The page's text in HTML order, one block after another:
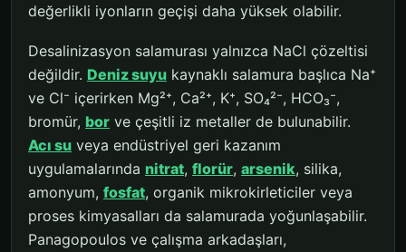
değerlikli iyonların geçişi daha yüksek olabilir.
Desalinizasyon salamurası yalnızca NaCl çözeltisi
değildir. Deniz suyu kaynaklı salamura başlıca Na⁺
ve Cl⁻ içerirken Mg²⁺, Ca²⁺, K⁺, SO₄²⁻, HCO₃⁻,
bromür, bor ve çeşitli iz metaller de bulunabilir.
Acı su veya endüstriyel geri kazanım
uygulamalarında nitrat, florür, arsenik, silika,
amonyum, fosfat, organik mikrokirleticiler veya
proses kimyasalları da salamurada yoğunlaşabilir.
Panagopoulos ve çalışma arkadaşları,